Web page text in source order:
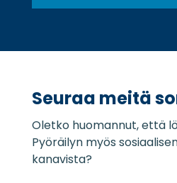
s
*
o
o
s
l
o
s
Seuraa meitä
Oletko huomannut, että
Pyöräilyn myös
kanavista?